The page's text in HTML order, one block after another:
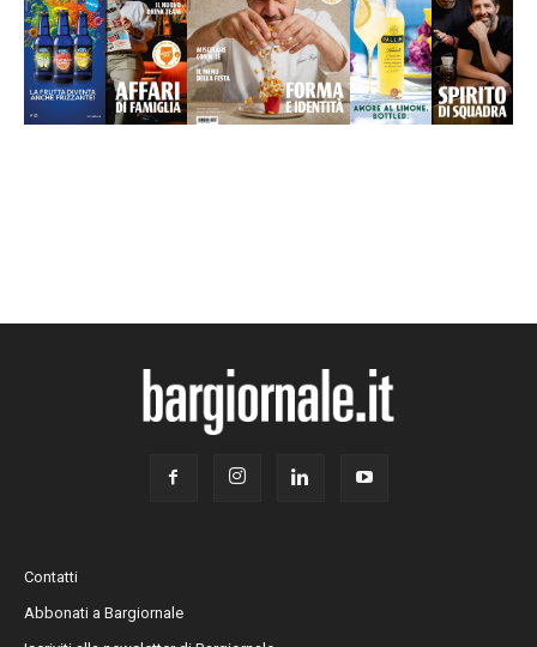
Contatti
Abbonati a Bargiornale